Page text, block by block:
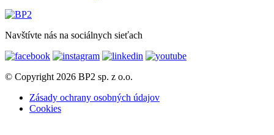
Navštívte nás na sociálnych sieťach
© Copyright 2026 BP2 sp. z o.o.
Zásady ochrany osobných údajov
Cookies